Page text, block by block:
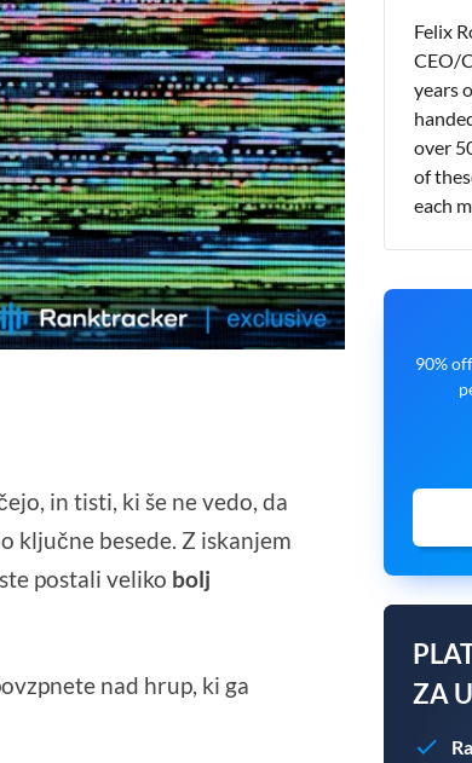
in tisti, ki še ne vedo, da
ključne besede. Z iskanjem
postali veliko bolj
nad hrup, ki ga
Felix
CEO/
years
over
of
each
90%
ZA